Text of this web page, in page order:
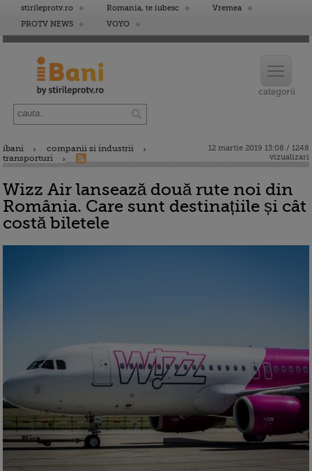
stirileprotv.ro Romania, te iubesc
Vremea
PROTV NEWS
VOYO
ibani
companii si industrii
transporturi
12 martie 2019 13:08 / 1248
vizualizari
Wizz Air lansează două rute noi din
România. Care sunt destinațiile și cât
costă biletele